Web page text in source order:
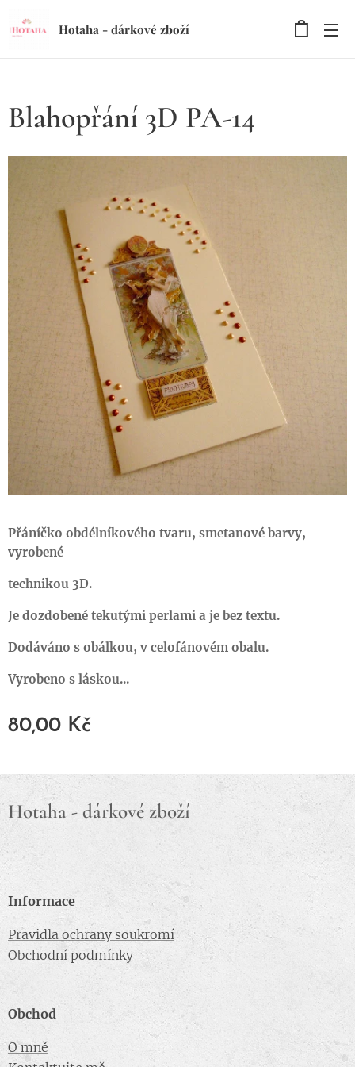
Hotaha - dárkové zboží
Blahopřání 3D PA-14
Přáníčko obdélníkového tvaru, smetanové barvy,
vyrobené
technikou 3D.
Je dozdobené tekutými perlami a je bez textu.
Dodáváno s obálkou, v celofánovém obalu.
Vyrobeno s láskou...
80,00 Kč
Hotaha - dárkové zboží
Informace
Pravidla ochrany soukromí
Obchodní podmínky
Obchod
O mně